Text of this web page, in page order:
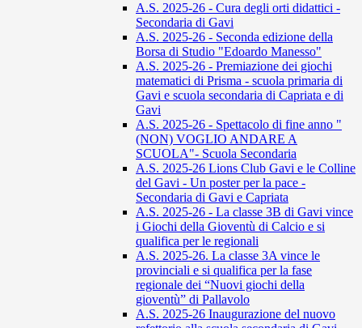
A.S. 2025-26 - Cura degli orti didattici -
Secondaria di Gavi
A.S. 2025-26 - Seconda edizione della
Borsa di Studio "Edoardo Manesso"
A.S. 2025-26 - Premiazione dei giochi
matematici di Prisma - scuola primaria di
Gavi e scuola secondaria di Capriata e di
Gavi
A.S. 2025-26 - Spettacolo di fine anno "
(NON) VOGLIO ANDARE A
SCUOLA"- Scuola Secondaria
A.S. 2025-26 Lions Club Gavi e le Colline
del Gavi - Un poster per la pace -
Secondaria di Gavi e Capriata
A.S. 2025-26 - La classe 3B di Gavi vince
i Giochi della Gioventù di Calcio e si
qualifica per le regionali
A.S. 2025-26. La classe 3A vince le
provinciali e si qualifica per la fase
regionale dei “Nuovi giochi della
gioventù” di Pallavolo
A.S. 2025-26 Inaugurazione del nuovo